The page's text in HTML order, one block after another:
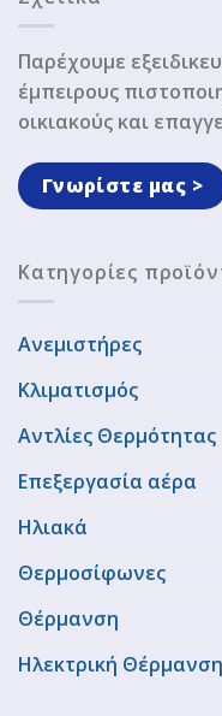
Παρέχουμε
έμπειρους
οικιακούς και
Γνωρίστε μας >
Κατηγορίες
Ανεμιστήρες
Κλιματισμός
Αντλίες Θερμότητας
Επεξεργασία αέρα
Ηλιακά
Θερμοσίφωνες
Θέρμανση
Ηλεκτρική Θέρμανση